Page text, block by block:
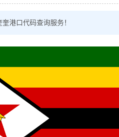
港口代码查询服务！